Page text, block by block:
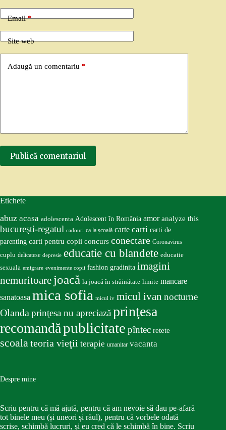
Email*
Site web
Adaugă un comentariu *
Publică comentariul
Etichete
abuz acasa adolescenta Adolescent în România amor analyze this
bucureşti-regatul cadouri ca la școală carte carti carti de
parenting carti pentru copii concurs conectare Coronavirus
cuplu delicatese depresie educatie cu blandete educatie
sexuala emigrare evenimente copii fashion gradinita imagini
nemuritoare joacă la joacă în străinătate limite mancare
sanatoasa mica sofia micul iv micul ivan nocturne
Olandaprinţesa nu apreciazăprinţesa
recomandăpublicitate pîntec retete
scoalateoria vieţii terapie umanitar vacanta
Despre mine
Scriu pentru că mă ajută, pentru că am nevoie să dau pe-afară
tot binele meu (și uneori și răul), pentru că vorbele odată
scrise, schimbă lucruri, și eu cred că le schimbă în bine. Scriu